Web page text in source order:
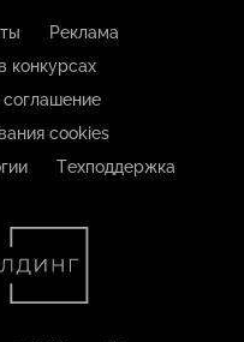
Реклама
конкурсах
соглашение
cookies
Техподдержка